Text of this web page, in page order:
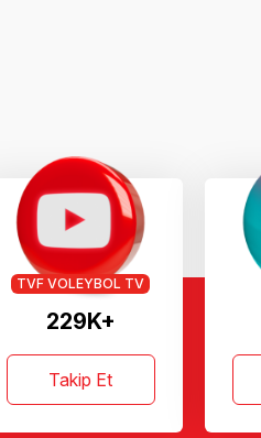
229K+
TVF VOLEYBOL TV
Takip Et